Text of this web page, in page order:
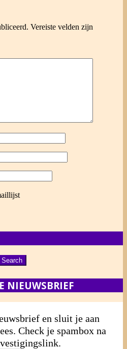
Vereiste velden zijn
NIEUWSBRIEF
en sluit je aan
Check je spambox na